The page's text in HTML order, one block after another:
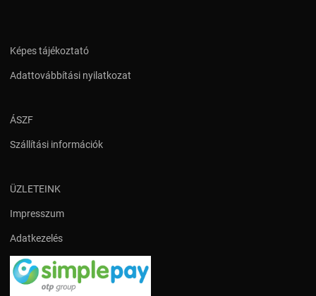
Képes tájékoztató
Adattovábbítási nyilatkozat
ÁSZF
Szállítási információk
ÜZLETEINK
Impresszum
Adatkezelés